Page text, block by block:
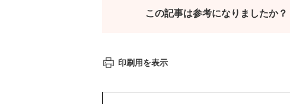
この記事は参考になりましたか？
印刷用を表示